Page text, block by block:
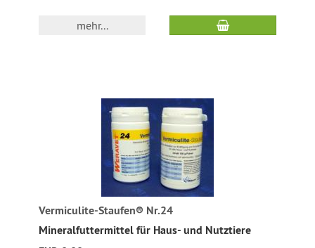
mehr...
Vermiculite-Staufen® Nr.24
Mineralfuttermittel für Haus- und Nutztiere